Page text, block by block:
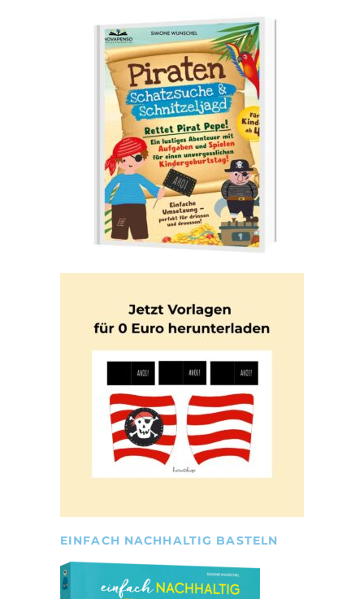
EINFACH NACHHALTIG BASTELN